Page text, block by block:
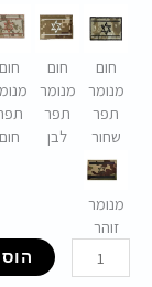
חום
מנומר
תפר
שחור
חום
מנומר
תפר
לבן
חום
חום
מנומר
זוהר